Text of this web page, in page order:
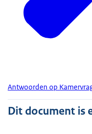
Antwoorden op
Dit document is